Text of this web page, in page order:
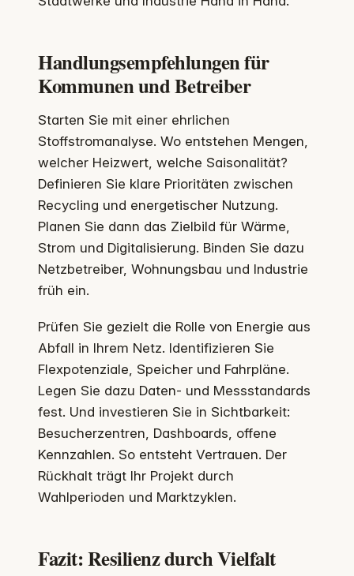
Handlungsempfehlungen für
Kommunen und Betreiber
Starten Sie mit einer ehrlichen
Stoffstromanalyse. Wo entstehen Mengen,
welcher Heizwert, welche Saisonalität?
Definieren Sie klare Prioritäten zwischen
Recycling und energetischer Nutzung.
Planen Sie dann das Zielbild für Wärme,
Strom und Digitalisierung. Binden Sie dazu
Netzbetreiber, Wohnungsbau und Industrie
früh ein.
Prüfen Sie gezielt die Rolle von Energie aus
Abfall in Ihrem Netz. Identifizieren Sie
Flexpotenziale, Speicher und Fahrpläne.
Legen Sie dazu Daten- und Messstandards
fest. Und investieren Sie in Sichtbarkeit:
Besucherzentren, Dashboards, offene
Kennzahlen. So entsteht Vertrauen. Der
Rückhalt trägt Ihr Projekt durch
Wahlperioden und Marktzyklen.
Fazit: Resilienz durch Vielfalt